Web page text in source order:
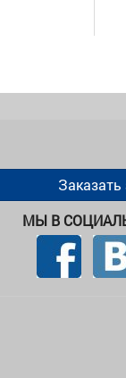
Заказать
МЫ В